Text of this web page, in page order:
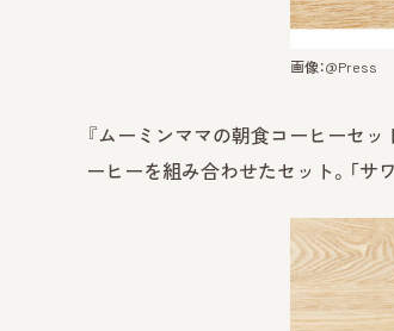
画像：@Press
『ムーミンママの朝食コーヒーセッ
ーヒーを組み合わせたセット。「サ